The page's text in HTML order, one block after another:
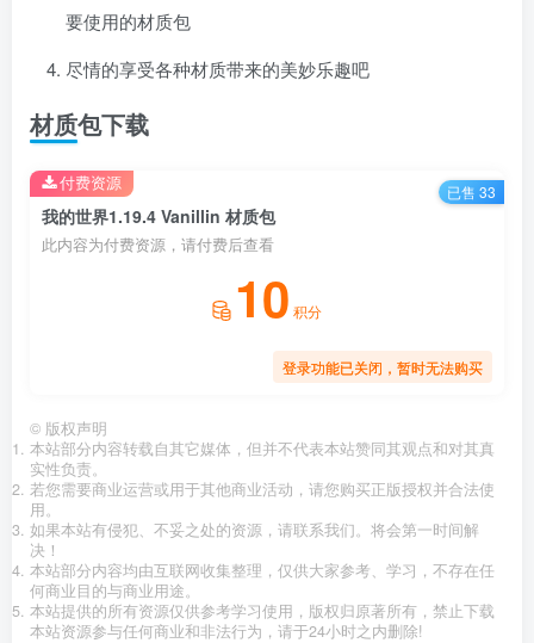
要使用的材质包
尽情的享受各种材质带来的美妙乐趣吧
材质包下载
我的世界1.19.4 Vanillin 材质包
此内容为付费资源，请付费后查看
10 积分
登录功能已关闭，暂时无法购买
付费资源 已售 33
© 版权声明
本站部分内容转载自其它媒体，但并不代表本站赞同其观点和对其真
实性负责。
若您需要商业运营或用于其他商业活动，请您购买正版授权并合法使
用。
如果本站有侵犯、不妥之处的资源，请联系我们。将会第一时间解
决！
本站部分内容均由互联网收集整理，仅供大家参考、学习，不存在任
何商业目的与商业用途。
本站提供的所有资源仅供参考学习使用，版权归原著所有，禁止下载
本站资源参与任何商业和非法行为，请于24小时之内删除!